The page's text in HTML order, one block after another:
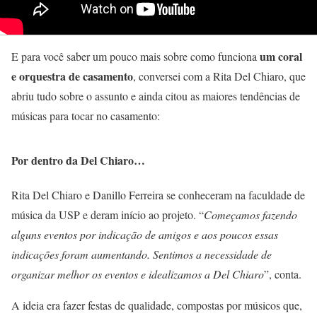
E para você saber um pouco mais sobre como funciona um coral
e orquestra de casamento, conversei com a Rita Del Chiaro, que
abriu tudo sobre o assunto e ainda citou as maiores tendências de
músicas para tocar no casamento:
Por dentro da Del Chiaro…
Rita Del Chiaro e Danillo Ferreira se conheceram na faculdade de
música da USP e deram início ao projeto. “Começamos fazendo
alguns eventos por indicação de amigos e aos poucos essas
indicações foram aumentando. Sentimos a necessidade de
organizar melhor os eventos e idealizamos a Del Chiaro”, conta.
A ideia era fazer festas de qualidade, compostas por músicos que,